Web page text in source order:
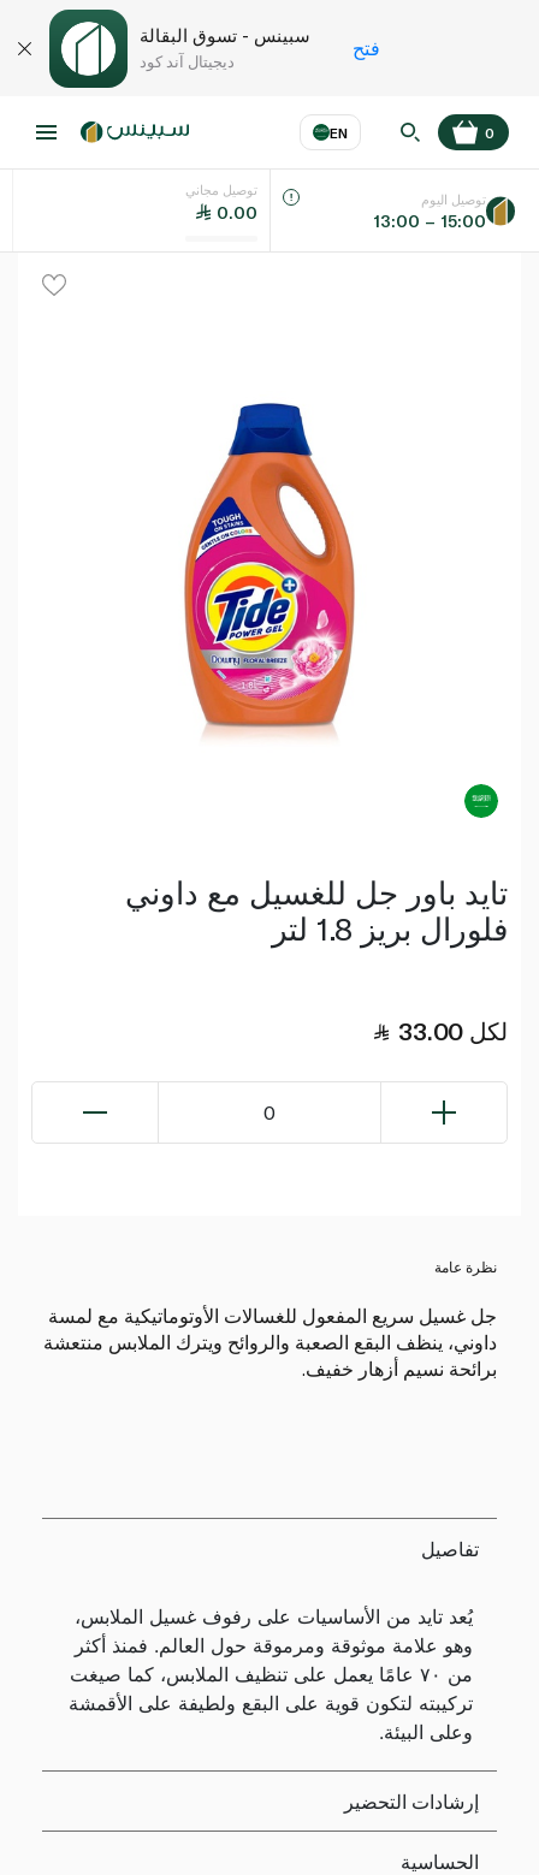
سبينس - تسوق البقالة
ديجيتال آند كود
فتح
EN
اللغة عر
0
توصيل مجاني
0.00
توصيل اليوم
13:00 – 15:00
تايد باور جل للغسيل مع داوني
فلورال بريز 1.8 لتر
33.00 لكل
0
نظرة عامة
جل غسيل سريع المفعول للغسالات الأوتوماتيكية مع لمسة
داوني، ينظف البقع الصعبة والروائح ويترك الملابس منتعشة
برائحة نسيم أزهار خفيف.
تفاصيل
يُعد تايد من الأساسيات على رفوف غسيل الملابس،
وهو علامة موثوقة ومرموقة حول العالم. فمنذ أكثر
من ٧٠ عامًا يعمل على تنظيف الملابس، كما صيغت
تركيبته لتكون قوية على البقع ولطيفة على الأقمشة
وعلى البيئة.
إرشادات التحضير
الحساسية